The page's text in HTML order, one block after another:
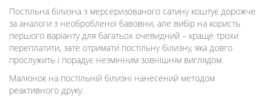
Постільна білизна з мерсеризованого сатину коштує дорожче
за аналоги з необробленої бавовни, але вибір на користь
першого варіанту для багатьох очевидний – краще трохи
переплатити, зате отримати постільну білизну, яка довго
прослужить і порадує незмінним зовнішнім виглядом.
Малюнок на постільній білизні нанесений методом
реактивного друку.